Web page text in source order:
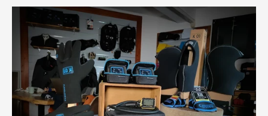
imballaggio
perfetti!!!
Consigliatissimo